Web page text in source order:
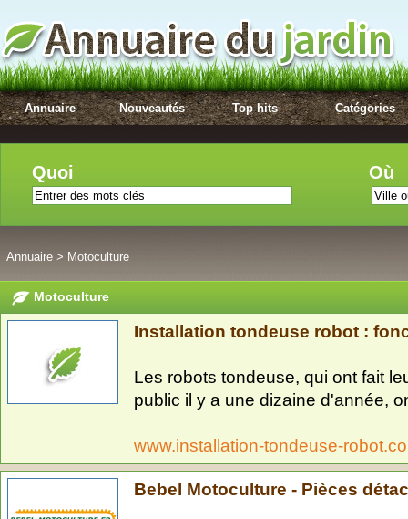
Annuaire Nouveautés Top hits Catégories
Quoi Où
Annuaire > Motoculture
Motoculture
Installation tondeuse robot :
Les robots tondeuse, qui ont fait
public il y a une dizaine d'année,
www.installation-tondeuse-
Bebel Motoculture - Pièces